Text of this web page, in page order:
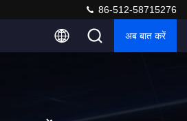
86-512-58715276
अब बात करें